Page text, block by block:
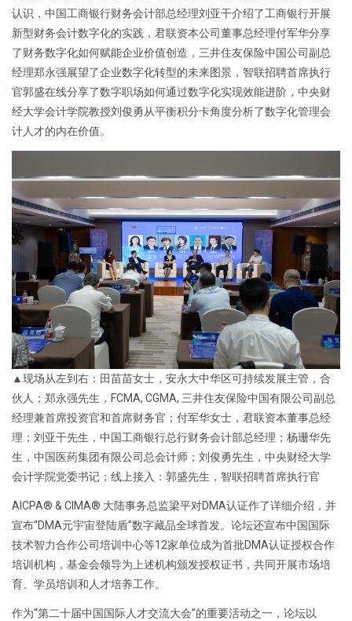
认识，中国工商银行财务会计部总经理刘亚干介绍了工商银行开展
新型财务会计数字化的实践，君联资本公司董事总经理付军华分享
了财务数字化如何赋能企业价值创造，三井住友保险中国公司副总
经理郑永强展望了企业数字化转型的未来图景，智联招聘首席执行
官郭盛在线分享了数字职场如何通过数字化实现效能进阶，中央财
经大学会计学院教授刘俊勇从平衡积分卡角度分析了数字化管理会
计人才的内在价值。
▲现场从左到右：田苗苗女士，安永大中华区可持续发展主管，合
伙人；郑永强先生，FCMA, CGMA, 三井住友保险中国有限公司副总
经理兼首席投资官和首席财务官；付军华女士，君联资本董事总经
理；刘亚干先生，中国工商银行总行财务会计部总经理；杨珊华先
生，中国医药集团有限公司总会计师；刘俊勇先生，中央财经大学
会计学院党委书记；线上接入：郭盛先生，智联招聘首席执行官
AICPA® & CIMA® 大陆事务总监梁平对DMA认证作了详细介绍，并
宣布“DMA元宇宙登陆盾”数字藏品全球首发。论坛还宣布中国国际
技术智力合作公司培训中心等12家单位成为首批DMA认证授权合作
培训机构，基金会领导为上述机构颁发授权证书，共同开展市场培
育、学员培训和人才培养工作。
作为“第二十届中国国际人才交流大会”的重要活动之一，论坛以